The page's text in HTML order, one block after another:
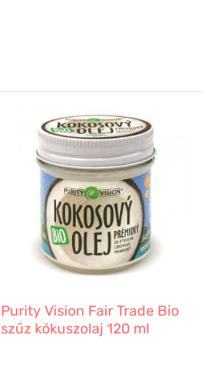
Purity Vision Fair Trade Bio
szűz kókuszolaj 120 ml